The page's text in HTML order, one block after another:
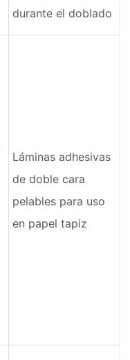
durante el doblado
Láminas adhesivas
de doble cara
pelables para uso
en papel tapiz